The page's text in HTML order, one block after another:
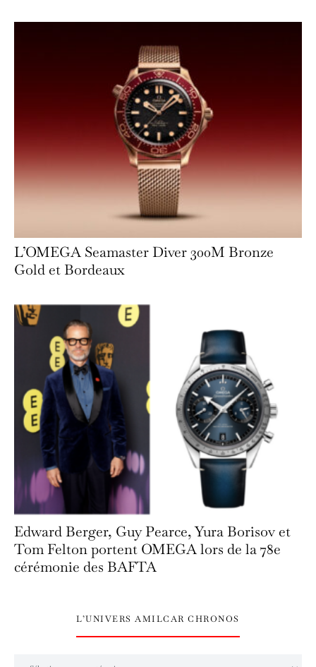
L’OMEGA Seamaster Diver 300M Bronze
Gold et Bordeaux
Edward Berger, Guy Pearce, Yura Borisov et
Tom Felton portent OMEGA lors de la 78e
cérémonie des BAFTA
L’UNIVERS AMILCAR CHRONOS